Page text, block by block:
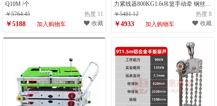
Q10M /个
￥5764.45
热度 11
￥5188 加入购物车 收藏
力紧线器800KG1.6t吊篮手动牵 钢丝绳
30米5.4吨
￥5481.12 热度 8
￥4933 加入购物车 收藏